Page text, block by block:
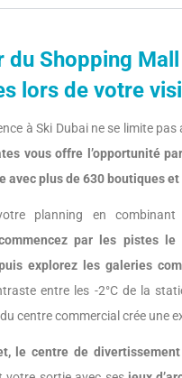
du Shopping
lors de votre
à Ski Dubai ne se limite pas
vous offre l’opportunité
avec plus de 630 boutiques
planning en
par les pistes
puis explorez les galeries
entre les -2°C de la
centre commercial crée une
le centre de divertissement